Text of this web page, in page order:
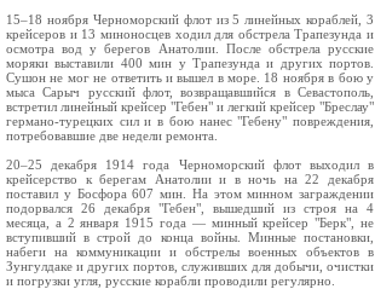
15–18 ноября Черноморский флот из 5 линейных кораблей, 3
крейсеров и 13 миноносцев ходил для обстрела Трапезунда и
осмотра вод у берегов Анатолии. После обстрела русские
моряки выставили 400 мин у Трапезунда и других портов.
Сушон не мог не ответить и вышел в море. 18 ноября в бою у
мыса Сарыч русский флот, возвращавшийся в Севастополь,
встретил линейный крейсер "Гебен" и легкий крейсер "Бреслау"
германо-турецких сил и в бою нанес "Гебену" повреждения,
потребовавшие две недели ремонта.
20–25 декабря 1914 года Черноморский флот выходил в
крейсерство к берегам Анатолии и в ночь на 22 декабря
поставил у Босфора 607 мин. На этом минном заграждении
подорвался 26 декабря "Гебен", вышедший из строя на 4
месяца, а 2 января 1915 года — минный крейсер "Берк", не
вступивший в строй до конца войны. Минные постановки,
набеги на коммуникации и обстрелы военных объектов в
Зунгулдаке и других портов, служивших для добычи, очистки
и погрузки угля, русские корабли проводили регулярно.